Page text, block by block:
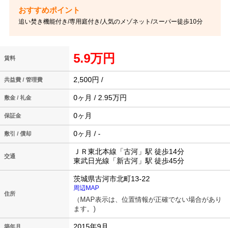
追い焚き機能付き/専用庭付き/人気のメゾネット/スーパー徒歩10分
賃料 5.9万円
共益費 / 管理費 2,500円 /
敷金 / 礼金 0ヶ月 / 2.95万円
保証金 0ヶ月
敷引 / 償却 0ヶ月 / -
交通
ＪＲ東北本線「古河」駅 徒歩14分
東武日光線「新古河」駅 徒歩45分
住所
茨城県古河市北町13-22
周辺MAP
（MAP表示は、位置情報が正確でない場合があり
ます。)
築年月